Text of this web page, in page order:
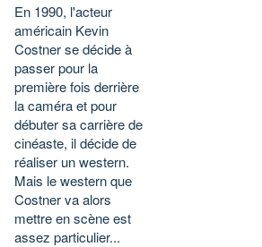
En 1990, l'acteur
américain Kevin
Costner se décide à
passer pour la
première fois derrière
la caméra et pour
débuter sa carrière de
cinéaste, il décide de
réaliser un western.
Mais le western que
Costner va alors
mettre en scène est
assez particulier...